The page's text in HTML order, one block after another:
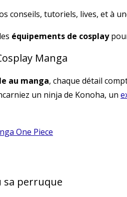
conseils, tutoriels, lives, et à
équipements de cosplay
Manga
au manga, chaque détail
un ninja de Konoha, un
sa perruque